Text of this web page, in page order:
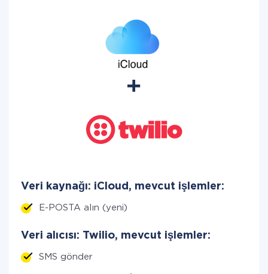
Veri kaynağı: iCloud, mevcut işlemler:
E-POSTA alın (yeni)
Veri alıcısı: Twilio, mevcut işlemler:
SMS gönder